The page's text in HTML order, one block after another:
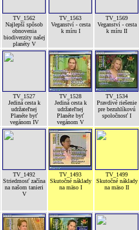
TV_1562
Najlepší spôsob
obnovenia
biodiverzity našej
planéty V
TV_1563
Veganství - cesta
k míru I
TV_1569
Veganství - cesta
k míru II
TV_1527
Jediná cesta k
udržateľnej
Planéte byť
vegánom IV
TV_1528
Jediná cesta k
udržateľnej
Planéte byť
vegánom V
TV_1534
Pravdivé riešenie
pre bezuhlíkovú
spoločnosť I
TV_1492
Striedmosť začína
na našom tanieri
V
TV_1493
Skutočné náklady
na mäso I
TV_1499
Skutočné náklady
na mäso II